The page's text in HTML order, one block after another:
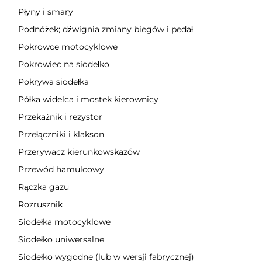
Płyny i smary
Podnóżek; dźwignia zmiany biegów i pedał
Pokrowce motocyklowe
Pokrowiec na siodełko
Pokrywa siodełka
Półka widelca i mostek kierownicy
Przekaźnik i rezystor
Przełączniki i klakson
Przerywacz kierunkowskazów
Przewód hamulcowy
Rączka gazu
Rozrusznik
Siodełka motocyklowe
Siodełko uniwersalne
Siodełko wygodne (lub w wersji fabrycznej)